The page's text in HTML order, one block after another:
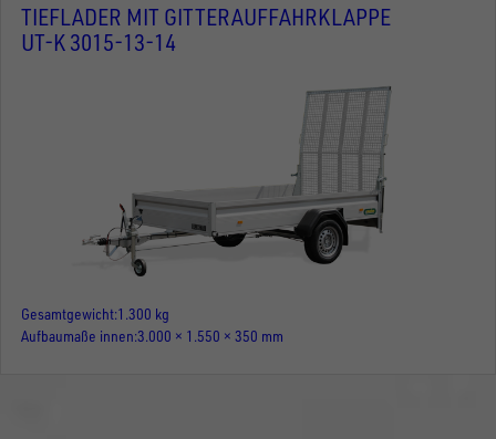
TIEFLADER MIT GITTERAUFFAHRKLAPPE
UT-K 3015-13-14
Gesamtgewicht 1.300 kg
Aufbaumaße innen 3.000 × 1.550 × 350 mm